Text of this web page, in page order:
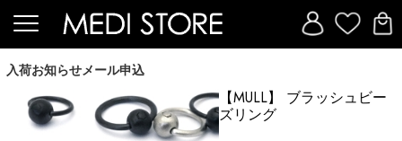
入荷お知らせメール申込
【MULL】 ブラッシュビー
ズリング